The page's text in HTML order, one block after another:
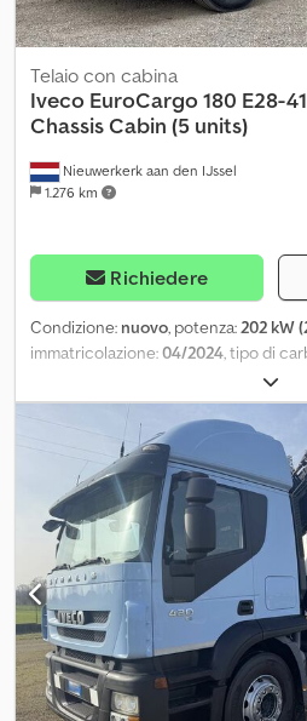
Nieuwerkerk aan den IJssel
1.276 km
Telaio con cabina
Iveco EuroCargo 180 E28-
Chassis Cabin (5 units)
Richiedere
Condizione: nuovo, potenza: 202 kW
immatricolazione:04/2024 , tipo di
,
passo:4.180 mm, carburante:diesel,
200 l , cabina di guida:
ingranaggio:meccanico , classe di
acciaio, lunghezza totale:6.960 mm,
altezza totale:2.850 mm, Anno di
Equipaggiamento: aria condizionata
accessori = - Sospensioni a balestra
informazioni = Informazioni tecniche
di cilindri: 6 Cilindrata: 5.880 cc
cambio manuale Configurazione
pneumatici: 295/80R22.5 Freni: Freni
Sospensioni a balestra Asse
vuoto: 5.430 kg Capacità di carico: